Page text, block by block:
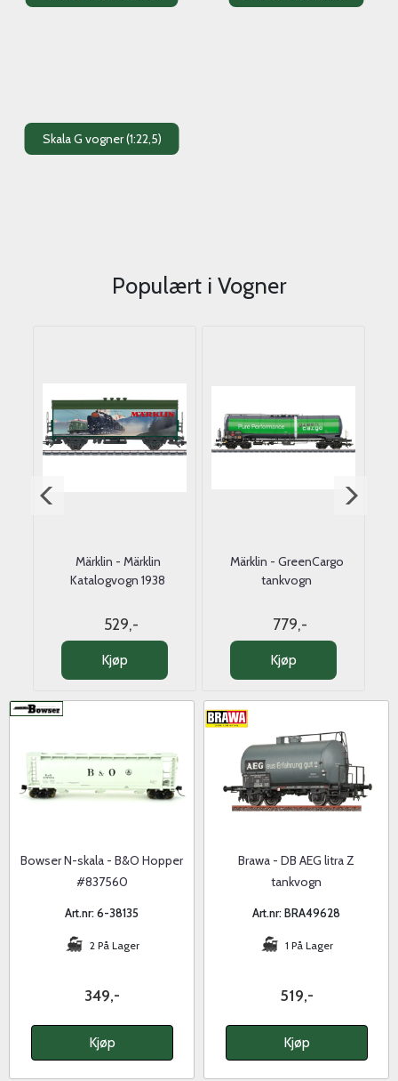
Skala G vogner (1:22,5)
Populært i Vogner
Märklin - Märklin
Katalogvogn 1938
529,-
Kjøp
Märklin - GreenCargo
tankvogn
779,-
Kjøp
Bowser N-skala - B&O Hopper
#837560
Art.nr: 6-38135
2 På Lager
349,-
Kjøp
Brawa - DB AEG litra Z
tankvogn
Art.nr: BRA49628
1 På Lager
519,-
Kjøp